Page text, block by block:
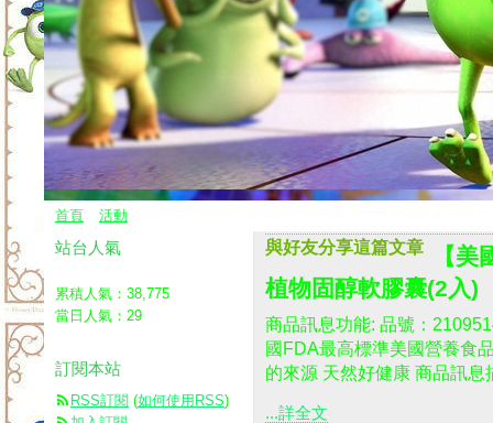
首頁 活動
與好友分享這篇文章
【
植物固醇軟膠囊(2入)
商品訊息功能: 品號：
國FDA最高標準美國營養食
的來源 天然好健康 商品訊
...詳全文
站台人氣
累積人氣： 38,775
當日人氣： 29
訂閱本站
RSS訂閱 (如何使用RSS)